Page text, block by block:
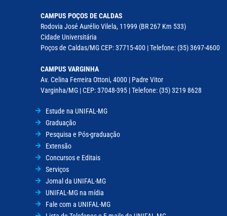
CAMPUS POÇOS DE CALDAS
Rodovia José Aurélio Vilela, 11999 (BR 267 Km 533)
Cidade Universitária
Poços de Caldas/MG CEP: 37715-400 | Telefone: (35) 3697-4600
CAMPUS VARGINHA
Av. Celina Ferreira Ottoni, 4000 | Padre Vitor
Varginha/MG | CEP: 37048-395 | Telefone: (35) 3219 8628
Estude na UNIFAL-MG
Graduação
Pesquisa e Pós-graduação
Extensão
Concursos e Editais
Serviços
Jornal da UNIFAL-MG
UNIFAL-MG na mídia
Fale com a UNIFAL-MG